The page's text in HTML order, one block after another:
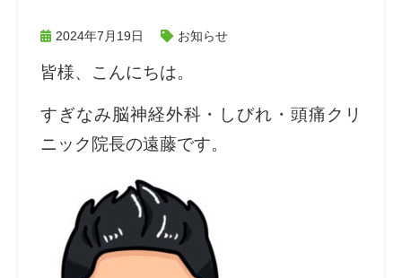
2024年7月19日 お知らせ
皆様、こんにちは。
すぎなみ脳神経外科・しびれ・頭痛クリ
ニック院長の遠藤です。